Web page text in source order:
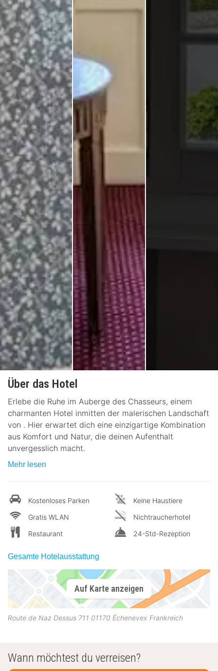
Über das Hotel
Erlebe die Ruhe im Auberge des Chasseurs, einem
charmanten Hotel inmitten der malerischen Landschaft
von . Hier erwartet dich eine einzigartige Kombination
aus Komfort und Natur, die deinen Aufenthalt
unvergesslich macht.
Mehr lesen
Kostenloses Parken
Gratis WLAN
Restaurant
Keine Haustiere
Nichtraucherhotel
24-Std-Rezeption
Gesamte Hotelausstattung
Auf Karte anzeigen
Route de Naz Dessus 711 01170 Échenevex Frankreich
Wann möchtest du verreisen?